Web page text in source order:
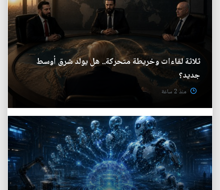
ثلاثة لقاءات وخريطة متحركة.. هل يولد شرق أوسط
جديد؟
منذ 2 ساعة